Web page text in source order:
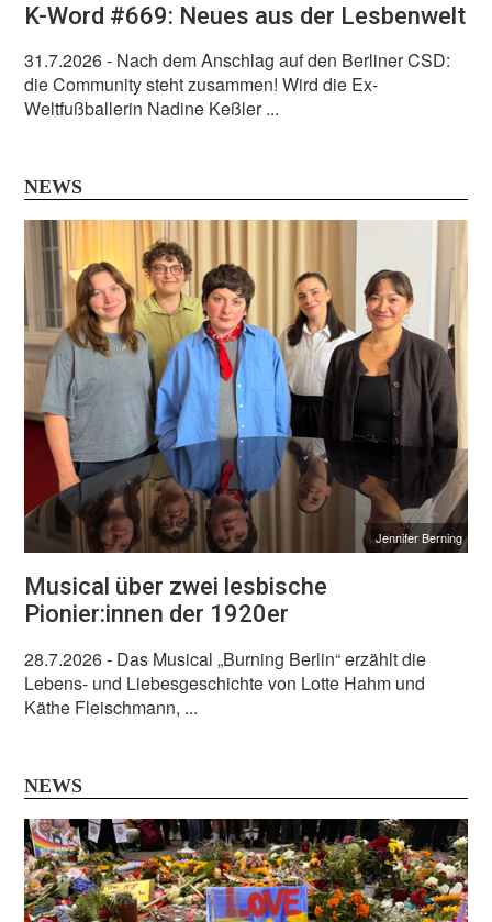
K-Word #669: Neues aus der Lesbenwelt
31.7.2026- Nach dem Anschlag auf den Berliner CSD:
die Community steht zusammen! Wird die Ex-
Weltfußballerin Nadine Keßler ...
NEWS
Jennifer Berning
Musical über zwei lesbische
Pionier:innen der 1920er
28.7.2026- Das Musical „Burning Berlin“ erzählt die
Lebens- und Liebesgeschichte von Lotte Hahm und
Käthe Fleischmann, ...
NEWS